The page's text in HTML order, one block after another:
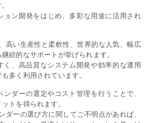
ョン開発をはじめ、多彩な用途に活用され
高い生産性と柔軟性、世界的な人気、幅広
続的なサポートが挙げられます。
く、高品質なシステム開発や効率的な運用
多く利用されています。
ンダーの選定やコスト管理を行うことで、
トを得られます。
ダーの選び方に関してご不明点があれば、